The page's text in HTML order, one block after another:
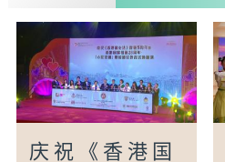
庆祝《香港国